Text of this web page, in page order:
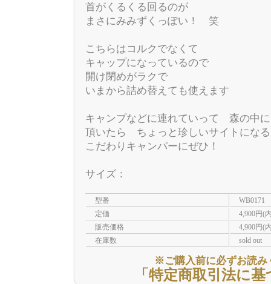
首がくるくる回るのが
まさにみみずくっぽい！ 笑
こちらはコルクでなくて
キャップになっているので
開け閉めがラクで
いまから詰め替えても使えます
キャンプなどに連れていって 森の中
頂いたら ちょっと珍しいサイトにな
こだわりキャンパーにぜひ！
サイズ：
型番
WB0171
定価
4,900円(
販売価格
4,900円(
在庫数
sold out
※ご購入前に必ずお読み
「特定商取引法に